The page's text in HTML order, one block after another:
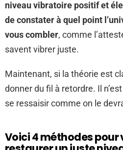
niveau vibratoire positif et
de constater à quel point
vous combler, comme
savent vibrer juste.
Maintenant, si la théorie est
donner du fil à retordre. Il
se ressaisir comme on le
Voici 4 méthodes pour